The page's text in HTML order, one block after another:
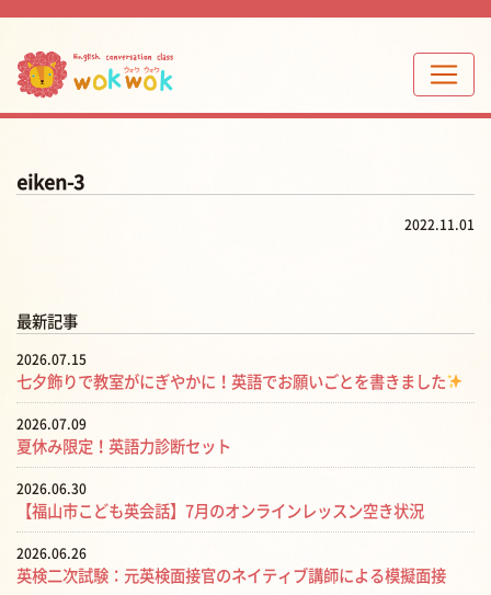
eiken-3
2022.11.01
最新記事
2026.07.15
七夕飾りで教室がにぎやかに！英語でお願いごとを書きました
2026.07.09
夏休み限定！英語力診断セット
2026.06.30
【福山市こども英会話】7月のオンラインレッスン空き状況
2026.06.26
英検二次試験：元英検面接官のネイティブ講師による模擬面接